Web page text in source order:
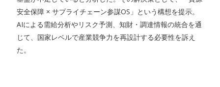
安全保障 × サプライチェーン参謀OS」という構想を提示。
AIによる需給分析やリスク予測、知財・調達情報の統合を通
じて、国家レベルで産業競争力を再設計する必要性を訴え
た。